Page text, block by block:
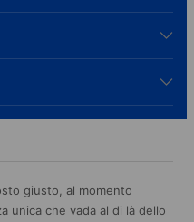
giusto, al momento
unica che vada al di là dello